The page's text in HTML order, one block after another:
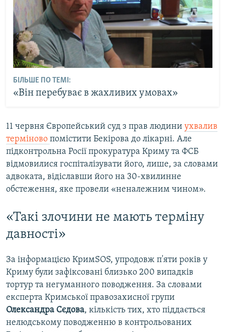
БІЛЬШЕ ПО ТЕМІ:
«Він перебуває в жахливих умовах»
11 червня Європейський суд з прав людини ухвалив
терміново помістити Бекірова до лікарні. Але
підконтрольна Росії прокуратура Криму та ФСБ
відмовилися госпіталізувати його, лише, за словами
адвоката, відіславши його на 30-хвилинне
обстеження, яке провели «неналежним чином».
«Такі злочини не мають терміну
давності»
За інформацією КримSOS, упродовж п'яти років у
Криму були зафіксовані близько 200 випадків
тортур та негуманного поводження. За словами
експерта Кримської правозахисної групи
Олександра Сєдова, кількість тих, хто піддається
нелюдському поводженню в контрольованих